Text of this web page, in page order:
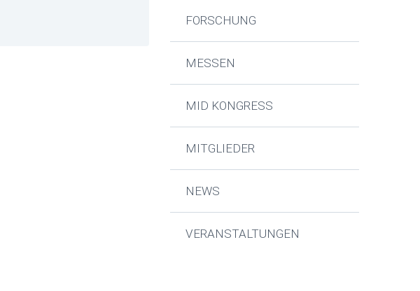
FORSCHUNG
MESSEN
MID KONGRESS
MITGLIEDER
NEWS
VERANSTALTUNGEN